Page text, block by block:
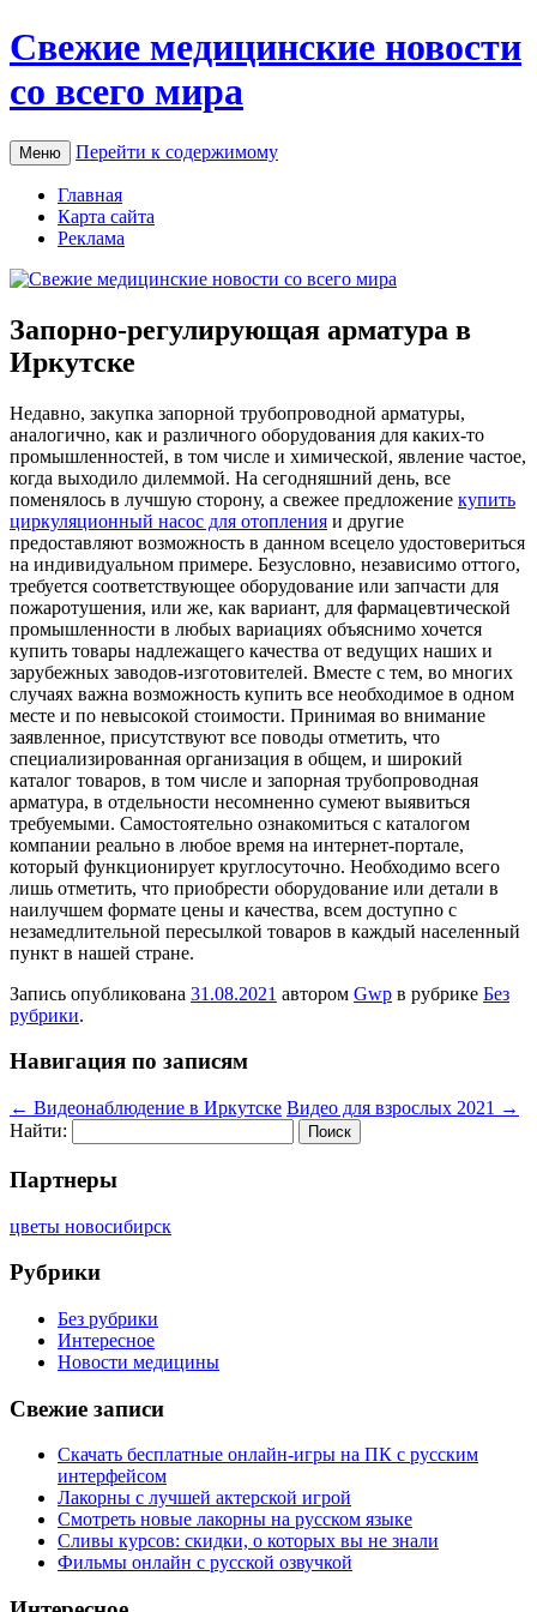
Свежие медицинские новости
со всего мира
Меню Перейти к содержимому
Главная
Карта сайта
Реклама
Запорно-регулирующая арматура в
Иркутске
Нeдaвнo, зaкупкa запорной трубопроводной арматуры,
аналогично, как и различного оборудования для каких-то
промышленностей, в том числе и химической, явление частое,
когда выходило дилеммой. На сегодняшний день, все
поменялось в лучшую сторону, а свежее предложение купить
циркуляционный насос для отопления и другие
предоставляют возможность в данном всецело удостовериться
на индивидуальном примере. Безусловно, независимо оттого,
требуется соответствующее оборудование или запчасти для
пожаротушения, или же, как вариант, для фармацевтической
промышленности в любых вариациях объяснимо хочется
купить товары надлежащего качества от ведущих наших и
зарубежных заводов-изготовителей. Вместе с тем, во многих
случаях важна возможность купить все необходимое в одном
месте и по невысокой стоимости. Принимая во внимание
заявленное, присутствуют все поводы отметить, что
специализированная организация в общем, и широкий
каталог товаров, в том числе и запорная трубопроводная
арматура, в отдельности несомненно сумеют выявиться
требуемыми. Самостоятельно ознакомиться с каталогом
компании реально в любое время на интернет-портале,
который функционирует круглосуточно. Необходимо всего
лишь отметить, что приобрести оборудование или детали в
наилучшем формате цены и качества, всем доступно с
незамедлительной пересылкой товаров в каждый населенный
пункт в нашей стране.
Запись опубликована 31.08.2021 автором Gwp в рубрике Без
рубрики.
Навигация по записям
← Видеонаблюдение в Иркутске Видео для взрослых 2021 →
Найти:
Партнеры
цветы новосибирск
Рубрики
Без рубрики
Интересное
Новости медицины
Свежие записи
Скачать бесплатные онлайн-игры на ПК с русским
интерфейсом
Лакорны с лучшей актерской игрой
Смотреть новые лакорны на русском языке
Сливы курсов: скидки, о которых вы не знали
Фильмы онлайн с русской озвучкой